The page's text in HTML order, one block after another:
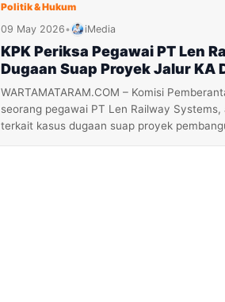
Politik & Hukum
09 May 2026• iMedia
KPK Periksa Pegawai PT Len
Dugaan Suap Proyek Jalur KA
WARTAMATARAM.COM – Komisi
seorang pegawai PT Len Railway
terkait kasus dugaan suap proyek